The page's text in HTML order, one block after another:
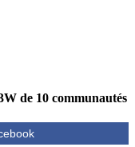
de 10 communautés